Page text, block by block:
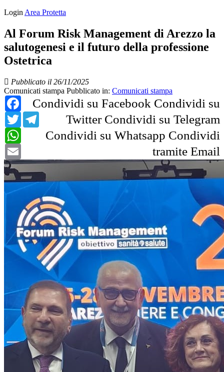
Login Area Protetta
Al Forum Risk Management di Arezzo la
salutogenesi e il futuro della professione
Ostetrica
Pubblicato il 26/11/2025
Comunicati stampa Pubblicato in: Comunicati stampa
Condividi su Facebook
Facebook
Condividi su
Twitter
Twitter Condividi su Telegram
Telegram
Condividi su Whatsapp
WhatsApp
Condividi
tramite Email